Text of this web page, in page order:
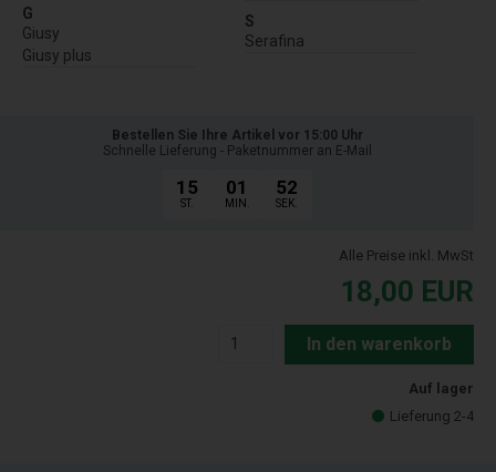
G
Giusy
Giusy plus
S
Serafina
Bestellen Sie Ihre Artikel vor 15:00 Uhr
Schnelle Lieferung - Paketnummer an E-Mail
15
ST.
01
MIN.
51
SEK.
Alle Preise inkl. MwSt
18,00 EUR
In den warenkorb
Auf lager
Lieferung 2-4